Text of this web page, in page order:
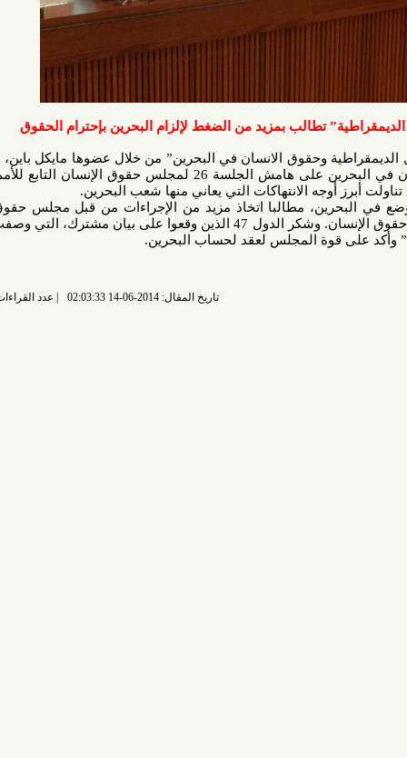
تطالب بمزيد من الضغط لإلزام البحرين بإحترام الحقوق
وحقوق الانسان في البحرين” من خلال عضوها مايكل باين، تقريرا في
ندوة حول انتهاكات حقوق الإنسان في البحرين على هامش الجلسة 26 لمجلس حقوق الإنسان التابع للأمم المتحدة
مطالبا اتخاذ مزيد من الإجراءات من قبل مجلس حقوق الإنسان
للضغط على البحرين إلى احترام حقوق الإنسان. وشكر الدول 47 الذين وقعوا على بيان مشترك، التي وصفت البحرين
قوة المجلس لعقد لحساب البحرين.
عدد القراءات: 6554 قراءة |